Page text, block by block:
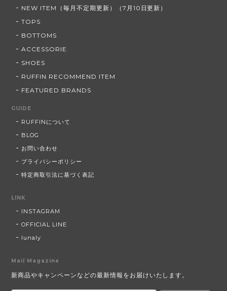
NEW ITEM（毎月不定期更新）（7月10日更新）
TOPS
BOTTOMS
ACCESSORIE
SHOES
RUFFIN RECOMMEND ITEM
FEATURED BRANDS
GUIDE
RUFFINについて
BLOG
お問い合わせ
プライバシーポリシー
特定商取引法に基づく表記
LINK
INSTAGRAM
OFFICIAL LINE
lunaly
Mail Magazine
新商品やキャンペーンなどの最新情報をお届けいたします。